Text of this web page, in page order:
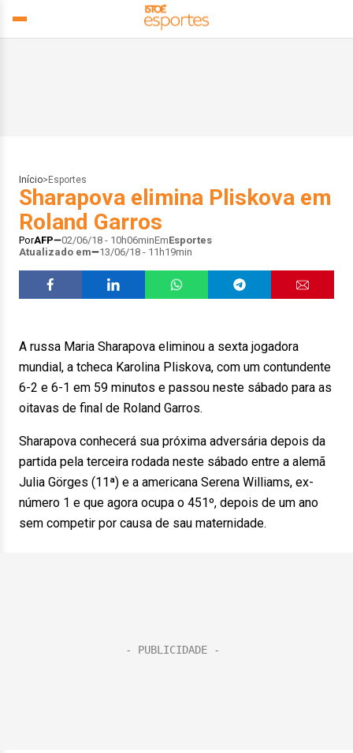
Início> Esportes
Sharapova elimina Pliskova em
Roland Garros
PorAFP 02/06/18 - 10h06minEmEsportes
Atualizado em
13/06/18 - 11h19min
A russa Maria Sharapova eliminou a sexta jogadora
mundial, a tcheca Karolina Pliskova, com um contundente
6-2 e 6-1 em 59 minutos e passou neste sábado para as
oitavas de final de Roland Garros.
Sharapova conhecerá sua próxima adversária depois da
partida pela terceira rodada neste sábado entre a alemã
Julia Görges (11ª) e a americana Serena Williams, ex-
número 1 e que agora ocupa o 451º, depois de um ano
sem competir por causa de sau maternidade.